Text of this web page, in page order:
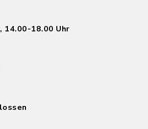
14.00-18.00 Uhr